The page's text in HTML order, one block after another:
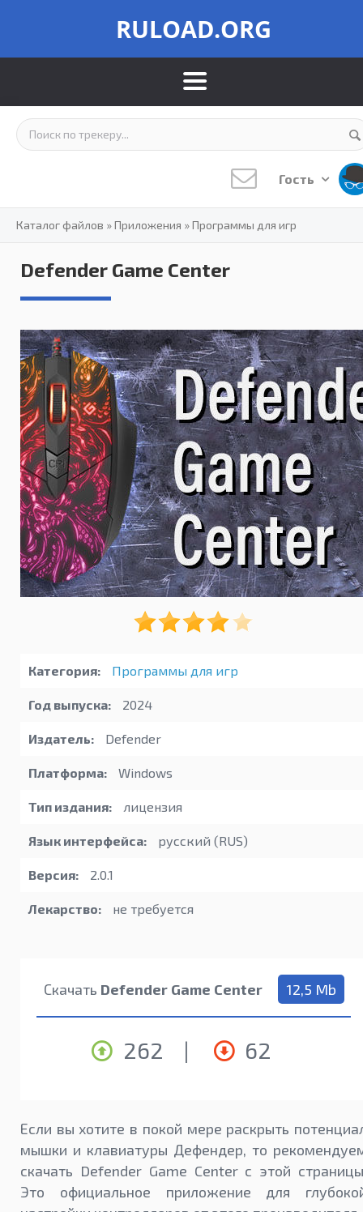
RULOAD.ORG
Гость
Каталог файлов »Приложения »Программы для игр
Defender Game Center
Категория: Программы для игр
Год выпуска: 2024
Издатель: Defender
Платформа: Windows
Тип издания: лицензия
Язык интерфейса: русский (RUS)
Версия: 2.0.1
Лекарство: не требуется
Скачать Defender Game Center 12,5 Mb
262 | 62
Если вы хотите в покой мере раскрыть
мышки и клавиатуры Дефендер, то
скачать Defender Game Center с этой
Это официальное приложение для